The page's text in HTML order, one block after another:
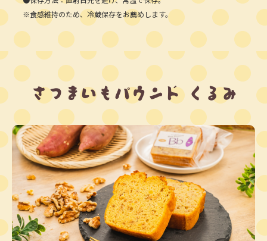
※食感維持のため、冷蔵保存をお薦めします。
さつまいもパウンド くるみ